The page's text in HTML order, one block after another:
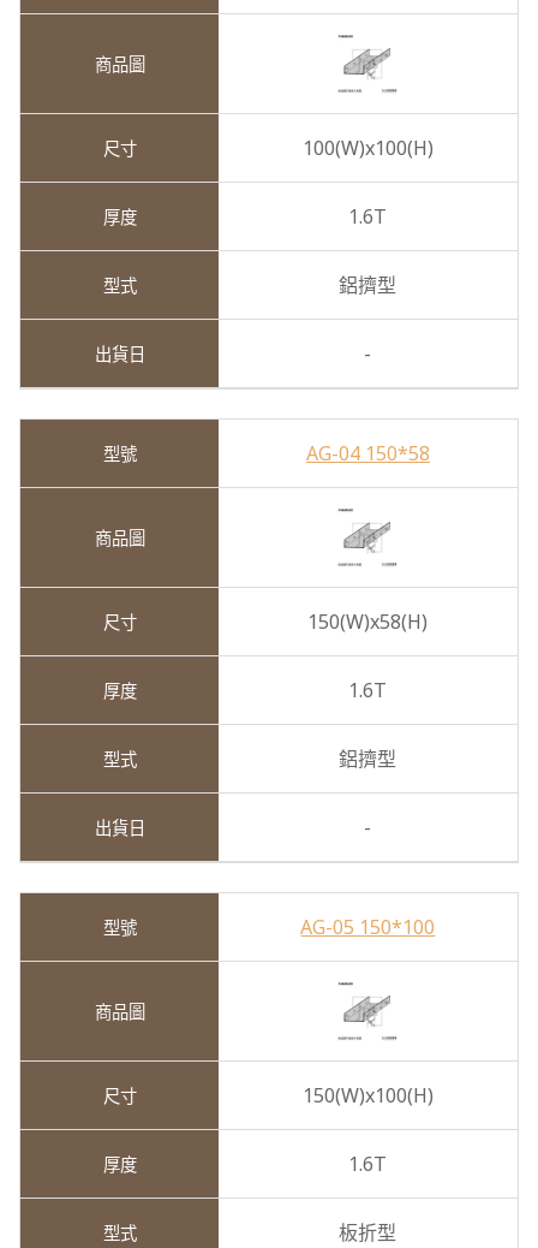
100(W)x100(H)
1.6T
鋁擠型
-
AG-04 150*58
150(W)x58(H)
1.6T
鋁擠型
-
AG-05 150*100
150(W)x100(H)
1.6T
板折型